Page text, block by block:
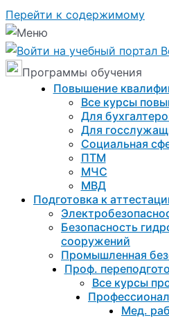
Перейти к содержимому
Программы обучения
Повышение
Все курсы
Для
Для
Социальная
ПТМ
МЧС
МВД
Подготовка к
Безопасность
сооружений
Промышленная
Проф.
Все курсы
Мед.